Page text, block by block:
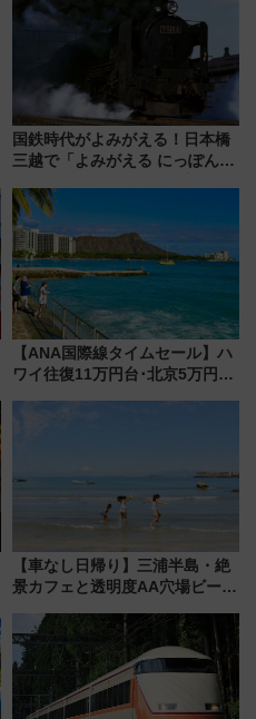
国鉄時代がよみがえる！日本橋
三越で「よみがえる にっぽんの
敬の名作写真も、駅弁フェスも
同時開催！
【ANA国際線タイムセール】ハ
ワイ往復11万円台･北京5万円台
来春のGW旅行まで狙える激ア
【車なし日帰り】三浦半島・絶
景カフェと透明度AA穴場ビーチ
用してストレスフリー旅へ行こ
う！